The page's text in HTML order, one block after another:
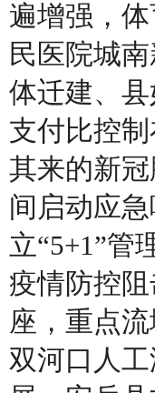
遍增强，
民医院城
体迁建、
支付比控
其来的新
间启动应
立“5+1”管
疫情防控
座，重点
双河口人